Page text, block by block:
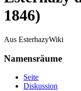
1846)
Aus EsterhazyWiki
Namensräume
Seite
Diskussion